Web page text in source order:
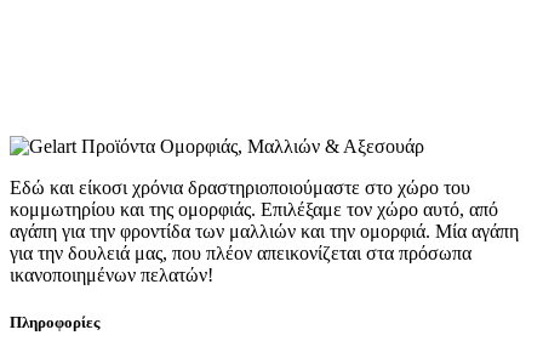
Εδώ και είκοσι χρόνια δραστηριοποιούμαστε στο χώρο του
κομμωτηρίου και της ομορφιάς. Επιλέξαμε τον χώρο αυτό, από
αγάπη για την φροντίδα των μαλλιών και την ομορφιά. Μία αγάπη
για την δουλειά μας, που πλέον απεικονίζεται στα πρόσωπα
ικανοποιημένων πελατών!
Πληροφορίες